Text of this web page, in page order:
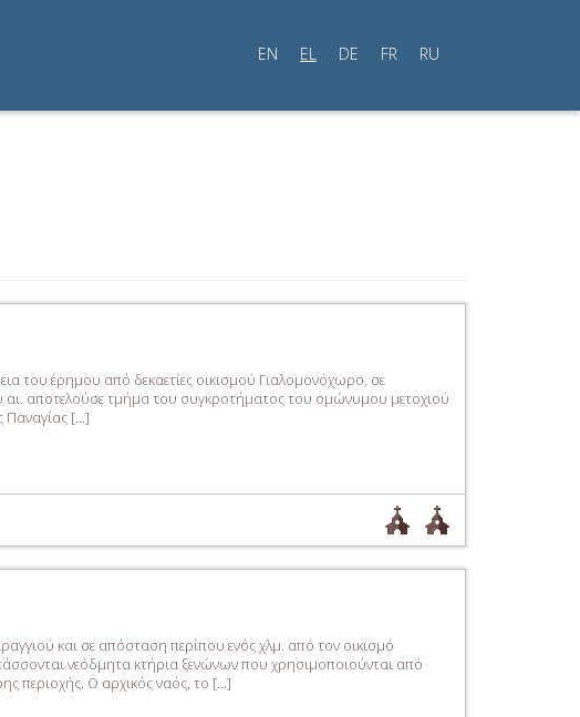
EN EL DE FR RU
του έρημου από δεκαετίες οικισμού Γιαλομονόχωρο, σε
αι. αποτελούσε τμήμα του συγκροτήματος του ομώνυμου μετοχιού
Παναγίας […]
και σε απόσταση περίπου ενός χλμ. από τον οικισμό
νεόδμητα κτήρια ξενώνων που χρησιμοποιούνται από
περιοχής. Ο αρχικός ναός, το […]